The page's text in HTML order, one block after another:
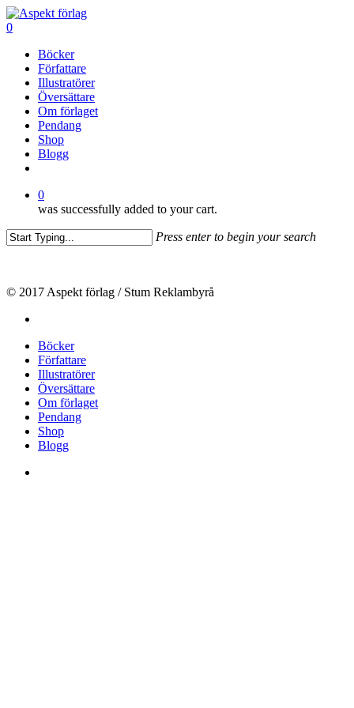
Skip
to
content
0
Böcker
Författare
Illustratörer
Översättare
Om förlaget
Pendang
Shop
Blogg
0
was successfully added to your cart.
Press enter to begin your search
© 2017 Aspekt förlag / Stum Reklambyrå
Close
Menu
Böcker
Författare
Illustratörer
Översättare
Om förlaget
Pendang
Shop
Blogg